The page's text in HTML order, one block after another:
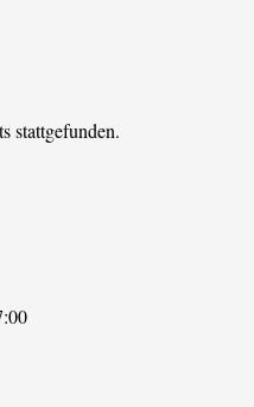
stattgefunden.